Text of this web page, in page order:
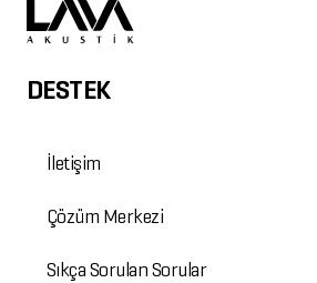
DESTEK
İletişim
Çözüm Merkezi
Sıkça Sorulan Sorular